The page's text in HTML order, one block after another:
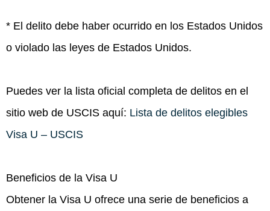
* El delito debe haber ocurrido en los Estados Unidos
o violado las leyes de Estados Unidos.
Puedes ver la lista oficial completa de delitos en el
sitio web de USCIS aquí: Lista de delitos elegibles
Visa U – USCIS
Beneficios de la Visa U
Obtener la Visa U ofrece una serie de beneficios a